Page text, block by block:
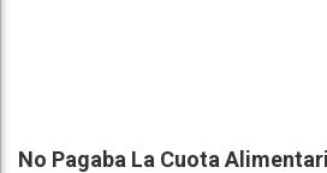
No Pagaba La Cuota